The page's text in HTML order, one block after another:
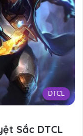
DTCL
Sắc DTCL